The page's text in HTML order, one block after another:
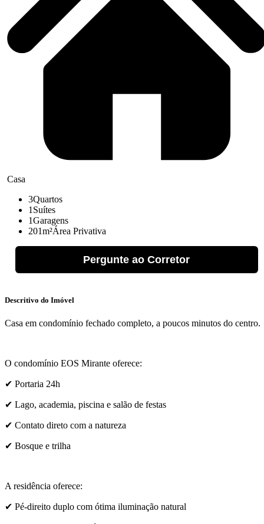
Casa
3Quartos
1 Suítes
1Garagens
201m²Área Privativa
Pergunte ao Corretor
Descritivo do Imóvel
Casa em condomínio fechado completo, a poucos minutos do centro.
O condomínio EOS Mirante oferece:
✔ Portaria 24h
✔ Lago, academia, piscina e salão de festas
✔ Contato direto com a natureza
✔ Bosque e trilha
A residência oferece:
✔ Pé-direito duplo com ótima iluminação natural